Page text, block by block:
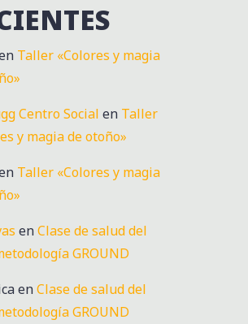
Taller «Colores y magia
Centro Social en Taller
y magia de otoño»
Taller «Colores y magia
enClase de salud del
GROUND
enClase de salud del
GROUND